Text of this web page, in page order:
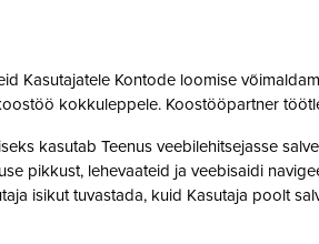
Kasutajatele Kontode loomise
kokkuleppele. Koostööpartner
kasutab Teenus veebilehitsejasse
pikkust, lehevaateid ja veebisaidi
isikut tuvastada, kuid Kasutaja poolt